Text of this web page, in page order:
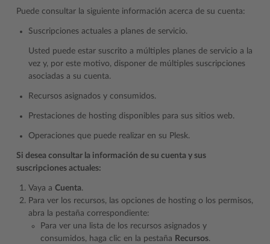
Puede consultar la siguiente información acerca de su cuenta:
Suscripciones actuales a planes de servicio.
Usted puede estar suscrito a múltiples planes de servicio a la
vez y, por este motivo, disponer de múltiples suscripciones
asociadas a su cuenta.
Recursos asignados y consumidos.
Prestaciones de hosting disponibles para sus sitios web.
Operaciones que puede realizar en su Plesk.
Si desea consultar la información de su cuenta y sus
suscripciones actuales:
Vaya a Cuenta.
Para ver los recursos, las opciones de hosting o los permisos,
abra la pestaña correspondiente:
Para ver una lista de los recursos asignados y
consumidos, haga clic en la pestaña Recursos.